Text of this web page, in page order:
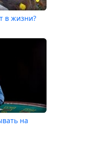
в жизни?
на